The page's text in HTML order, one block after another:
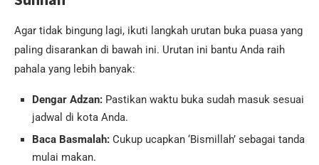
Agar tidak bingung lagi, ikuti langkah urutan buka puasa yang
paling disarankan di bawah ini. Urutan ini bantu Anda raih
pahala yang lebih banyak:
Dengar Adzan: Pastikan waktu buka sudah masuk sesuai
jadwal di kota Anda.
Baca Basmalah: Cukup ucapkan ‘Bismillah’ sebagai tanda
mulai makan.